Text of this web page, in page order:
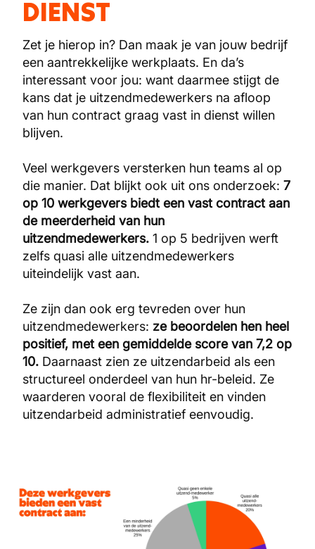
DIENST
Zet je hierop in? Dan maak je van jouw bedrijf
een aantrekkelijke werkplaats. En da’s
interessant voor jou: want daarmee stijgt de
kans dat je uitzendmedewerkers na afloop
van hun contract graag vast in dienst willen
blijven.
Veel werkgevers versterken hun teams al op
die manier. Dat blijkt ook uit ons onderzoek: 7
op 10 werkgevers biedt een vast contract aan
de meerderheid van hun
uitzendmedewerkers. 1 op 5 bedrijven werft
zelfs quasi alle uitzendmedewerkers
uiteindelijk vast aan.
Ze zijn dan ook erg tevreden over hun
uitzendmedewerkers: ze beoordelen hen heel
positief, met een gemiddelde score van 7,2 op
10. Daarnaast zien ze uitzendarbeid als een
structureel onderdeel van hun hr-beleid. Ze
waarderen vooral de flexibiliteit en vinden
uitzendarbeid administratief eenvoudig.